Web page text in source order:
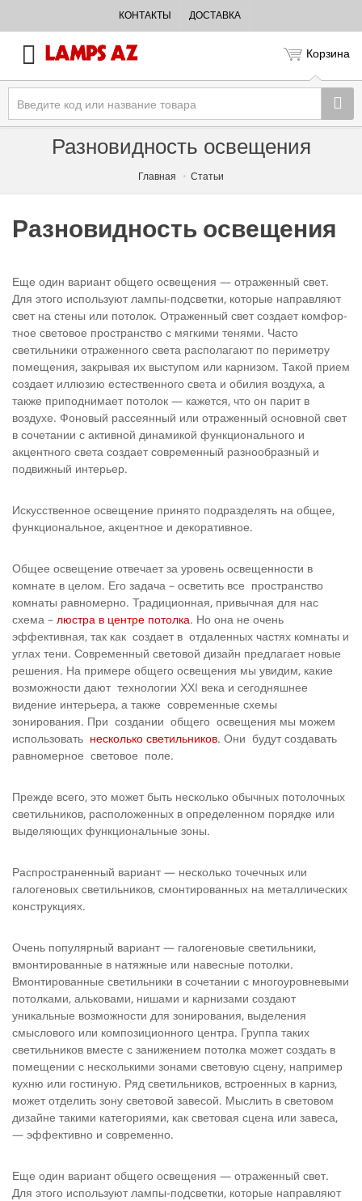
КОНТАКТЫ ДОСТАВКА
Корзина
Разновидность освещения
Главная Статьи
Разновидность освещения
Еще один вариант общего освещения — отраженный свет.
Для этого используют лампы-подсветки, которые направляют
свет на стены или потолок. Отраженный свет создает комфор­
тное световое пространство с мягкими тенями. Часто
светильни­ки отраженного света располагают по периметру
помещения, за­крывая их выступом или карнизом. Такой прием
создает иллюзию естественного света и обилия воздуха, а
также припод­нимает потолок — кажется, что он парит в
воздухе. Фоновый рассеянный или отраженный основной свет
в сочета­нии с активной динамикой функционального и
акцентного света создает современный разнообразный и
подвижный интерьер.
Искусственное освещение принято подразделять на общее,
функциональное, акцентное и декоративное.
Общее освещение отвечает за уровень освещенности в
комнате в целом. Его задача – осветить все пространство
комнаты равномерно. Традиционная, привычная для нас
схема – люстра в центре потолка. Но она не очень
эффективная, так как создает в отдаленных частях комнаты и
углах тени. Современный световой дизайн предлагает новые
решения. На примере общего освещения мы увидим, какие
возможности дают технологии ХХI века и сегодняшнее
видение интерьера, а также современные схемы
зонирования. При создании общего освещения мы можем
использовать несколько светильников. Они будут создавать
равномерное световое поле.
Прежде всего, это может быть несколько обычных потолочных
светильников, расположенных в определенном порядке или
выделяющих функциональные зоны.
Распространенный вариант — несколько точечных или
галогеновых светильников, смонтированных на металлических
конструкциях.
Очень популярный вариант — галогеновые светильники,
вмонтированные в натяжные или навесные потолки.
Вмонтиро­ванные светильники в сочетании с многоуровневыми
потолками, альковами, нишами и карнизами создают
уникальные возможно­сти для зонирования, выделения
смыслового или композиционно­го центра. Группа таких
светильников вместе с занижением потол­ка может создать в
помещении с несколькими зонами световую сцену, например
кухню или гостиную. Ряд светильников, встроен­ных в карниз,
может отделить зону световой завесой. Мыслить в световом
дизайне такими категориями, как световая сцена или за­веса,
— эффективно и современно.
Еще один вариант общего освещения — отраженный свет.
Для этого используют лампы-подсветки, которые направляют